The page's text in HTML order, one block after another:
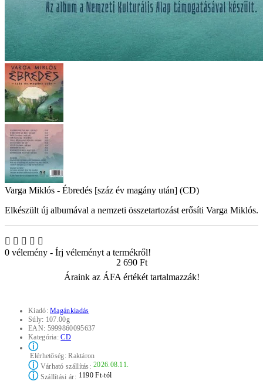
Varga Miklós - Ébredés [száz év magány után] (CD)
Elkészült új albumával a nemzeti összetartozást erősíti Varga Miklós.
0 vélemény - Írj véleményt a termékről!
2 690 Ft
Áraink az ÁFA értékét tartalmazzák!
Kiadó:Magánkiadás
Súly: 107.00g
EAN: 5999860095637
Kategória:CD
ⓘ
Elérhetőség:Raktáron
ⓘVárható szállítás: 2026.08.11.
ⓘSzállítási ár: 1190 Ft-tól